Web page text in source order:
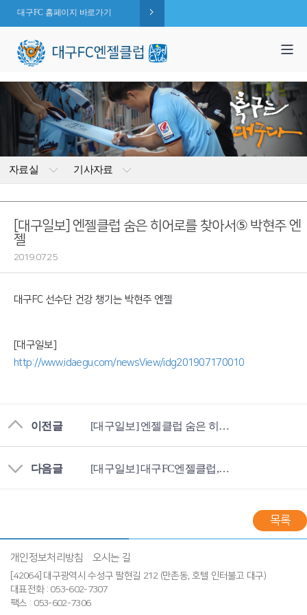
대구FC 홈페이지 바로가기
자료실 기사자료
[대구일보] 엔젤클럽 숨은 히어로를 찾아서⑤ 박현주 엔
젤
2019.07.25
대구FC 선수단 건강 챙기는 박현주 엔젤
[대구일보]
http://www.idaegu.com/newsView/idg201907170010
이전글 [대구일보] 엔젤클럽 숨은 히어로를 찾아서⑥하제연 엔젤 가족
다음글 [대구일보] 대구FC엔젤클럽, 닥터헬기소생 캠페인 동참
목록
개인정보처리방침 오시는 길
[42064] 대구광역시 수성구 팔현길 212 (만촌동, 호텔 인터불고 대구)
대표전화 : 053-602-7307
팩스 : 053-602-7306